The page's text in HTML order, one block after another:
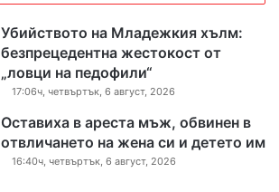
Убийството на Младежкия хълм:
безпрецедентна жестокост от
„ловци на педофили“
17:06ч, четвъртък, 6 август, 2026
Оставиха в ареста мъж, обвинен в
отвличането на жена си и детето им
16:40ч, четвъртък, 6 август, 2026